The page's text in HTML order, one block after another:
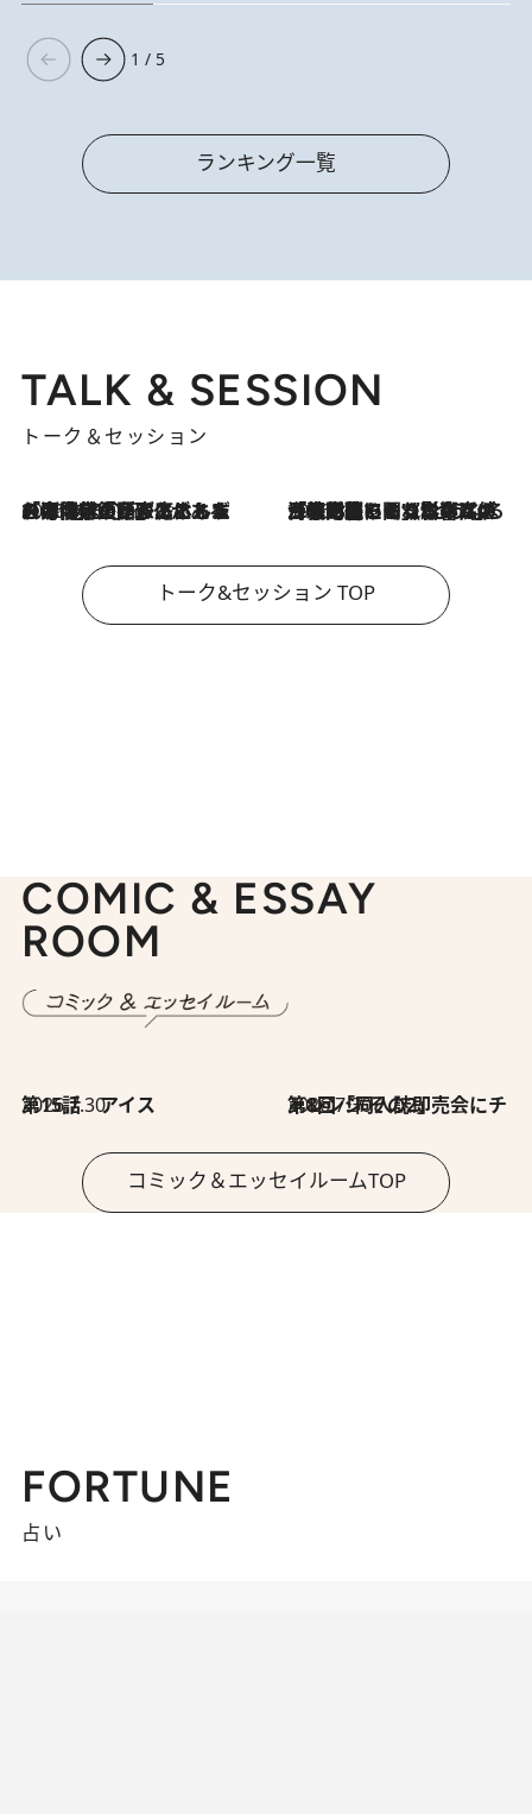
1 / 5
ランキング一覧
TALK & SESSION
トーク＆セッション
2026.8.3
「今後値上げがあるとすれば…」「リスクがあるのは今年の冬」エネルギー専門家が語る、ホルムズ海峡封鎖が家庭にもたらす“ある心配” 2026.8.3
「住宅建てられない…」「サーチャージ料の高値が続いている」ホルムズ海峡封鎖による影響はいつまで続く？《エネルギー専門家に聞く“どうなる日本の暮らし”》
トーク&セッション TOP
COMIC & ESSAY
ROOM
2026.7.30
第15話 アイス 2026.7.30
第8回「同人誌即売会にチャレンジ その2」
コミック＆エッセイルームTOP
FORTUNE
占い